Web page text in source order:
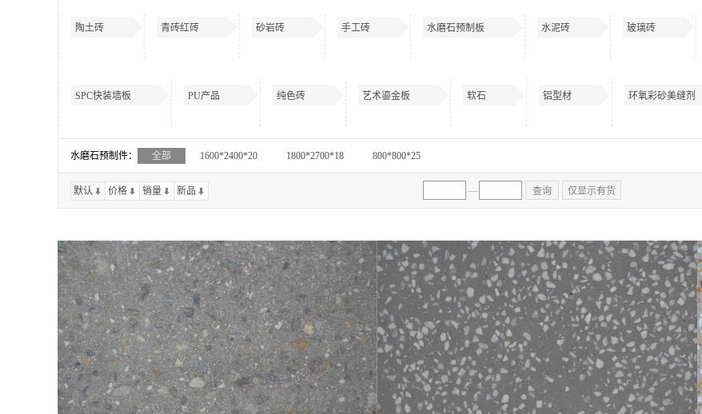
陶土砖 青砖红砖 砂岩砖 手工砖 水磨石预制板 水泥砖 玻璃砖
SPC快装墙板 PU产品 纯色砖 艺术鎏金板 软石 铝型材 环氧彩砂美缝剂
水磨石预制件： 全部 1600*2400*20 1800*2700*18 800*800*25
默认 价格 销量 新品 — 查询 仅显示有货